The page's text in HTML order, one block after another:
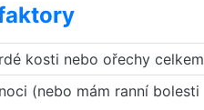
kosti nebo ořechy celkem
(nebo mám ranní bolesti